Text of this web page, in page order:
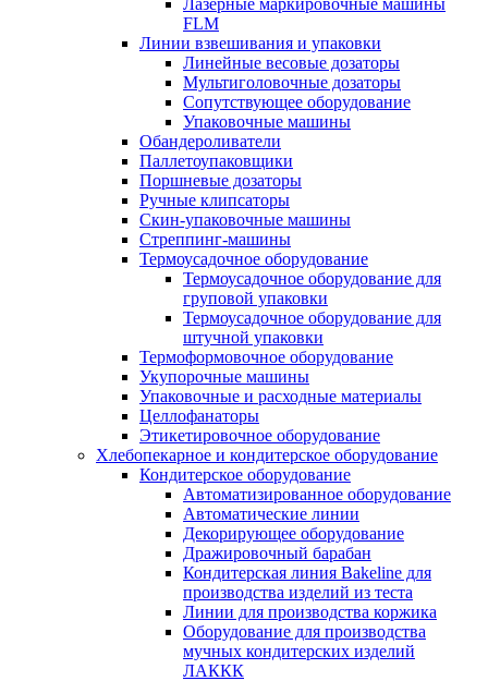
FLM
Линии взвешивания и упаковки
Линейные весовые дозаторы
Мультиголовочные дозаторы
Сопутствующее оборудование
Упаковочные машины
Обандероливатели
Паллетоупаковщики
Поршневые дозаторы
Ручные клипсаторы
Скин-упаковочные машины
Стреппинг-машины
Термоусадочное оборудование
Термоусадочное оборудование для
груповой упаковки
Термоусадочное оборудование для
штучной упаковки
Термоформовочное оборудование
Укупорочные машины
Упаковочные и расходные материалы
Целлофанаторы
Этикетировочное оборудование
Хлебопекарное и кондитерское оборудование
Кондитерское оборудование
Автоматизированное оборудование
Автоматические линии
Декорирующее оборудование
Дражировочный барабан
Кондитерская линия Bakeline для
производства изделий из теста
Линии для производства коржика
Оборудование для производства
мучных кондитерских изделий
ЛАККК